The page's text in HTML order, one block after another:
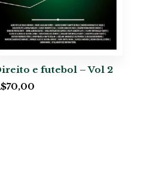
e futebol – Vol 2
70,00